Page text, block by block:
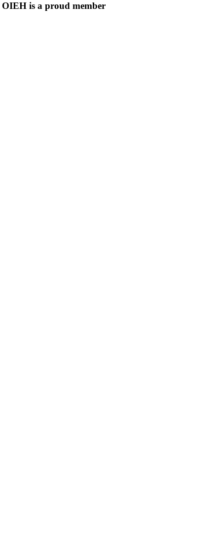
OIEH is a proud member